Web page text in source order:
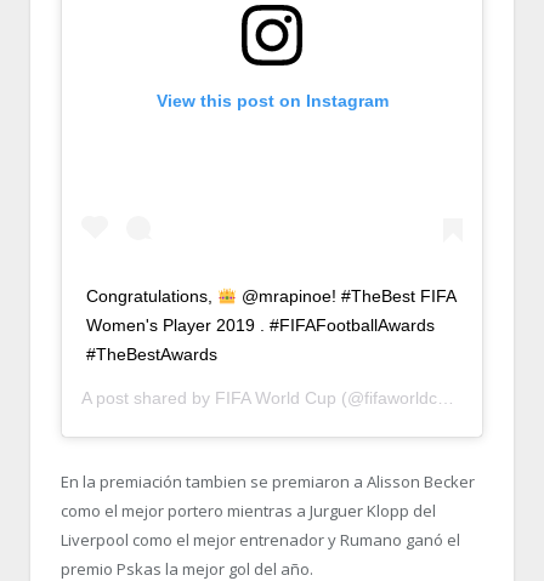
View this post on Instagram
Congratulations,
@mrapinoe! #TheBest FIFA
Women's Player 2019 . #FIFAFootballAwards
#TheBestAwards
A post shared by FIFA World Cup (@fifaworldcup) on
En la premiación tambien se premiaron a Alisson Becker
como el mejor portero mientras a Jurguer Klopp del
Liverpool como el mejor entrenador y Rumano ganó el
premio Pskas la mejor gol del año.